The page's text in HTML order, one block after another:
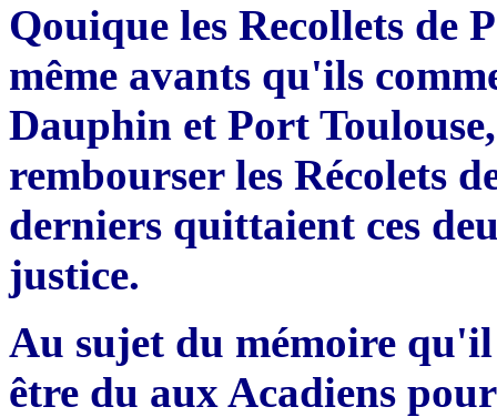
Qouique les Recollets de
même avants qu'ils
Dauphin et Port
rembourser les Récolets
derniers quittaient ces
justice.
Au sujet du mémoire
être du aux Acadiens